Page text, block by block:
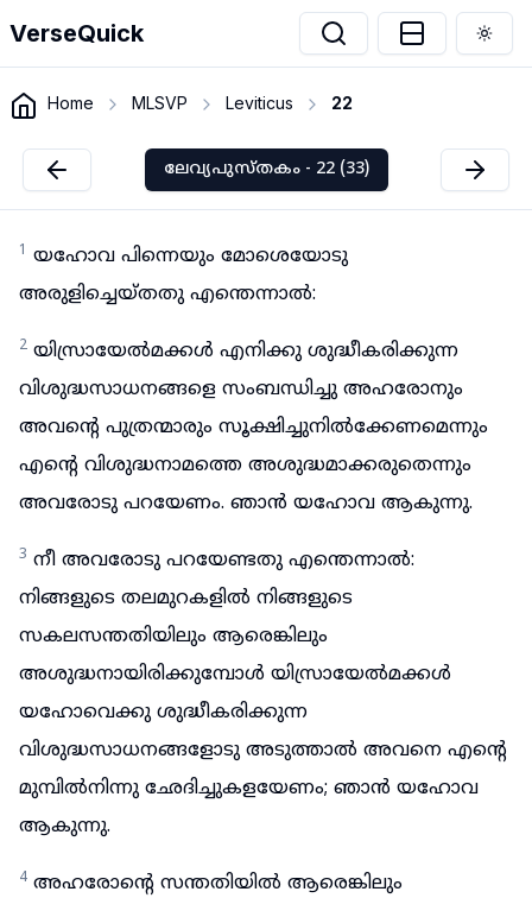
VerseQuick
Home MLSVP Leviticus 22
ലേവ്യപുസ്തകം - 22 (33)
1 യഹോവ പിന്നെയും മോശെയോടു
അരുളിച്ചെയ്തതു എന്തെന്നാൽ:
2 യിസ്രായേൽമക്കൾ എനിക്കു ശുദ്ധീകരിക്കുന്ന
വിശുദ്ധസാധനങ്ങളെ സംബന്ധിച്ചു അഹരോനും
അവന്റെ പുത്രന്മാരും സൂക്ഷിച്ചുനിൽക്കേണമെന്നും
എന്റെ വിശുദ്ധനാമത്തെ അശുദ്ധമാക്കരുതെന്നും
അവരോടു പറയേണം. ഞാൻ യഹോവ ആകുന്നു.
3 നീ അവരോടു പറയേണ്ടതു എന്തെന്നാൽ:
നിങ്ങളുടെ തലമുറകളിൽ നിങ്ങളുടെ
സകലസന്തതിയിലും ആരെങ്കിലും
അശുദ്ധനായിരിക്കുമ്പോൾ യിസ്രായേൽമക്കൾ
യഹോവെക്കു ശുദ്ധീകരിക്കുന്ന
വിശുദ്ധസാധനങ്ങളോടു അടുത്താൽ അവനെ എന്റെ
മുമ്പിൽനിന്നു ഛേദിച്ചുകളയേണം; ഞാൻ യഹോവ
ആകുന്നു.
4 അഹരോന്റെ സന്തതിയിൽ ആരെങ്കിലും